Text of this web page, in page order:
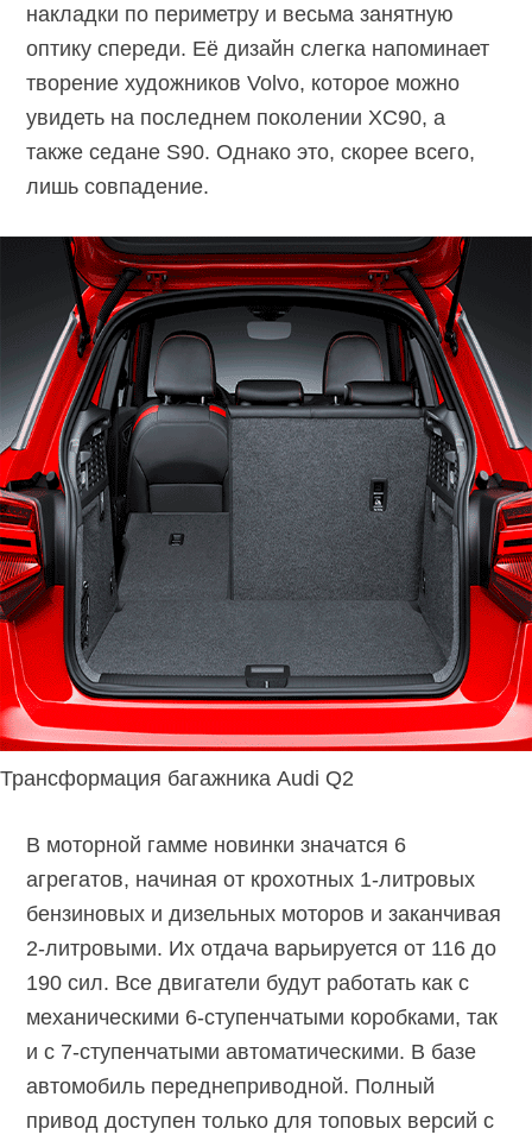
накладки по периметру и весьма занятную
оптику спереди. Её дизайн слегка напоминает
творение художников Volvo, которое можно
увидеть на последнем поколении XC90, а
также седане S90. Однако это, скорее всего,
лишь совпадение.
Трансформация багажника Audi Q2
В моторной гамме новинки значатся 6
агрегатов, начиная от крохотных 1-литровых
бензиновых и дизельных моторов и заканчивая
2-литровыми. Их отдача варьируется от 116 до
190 сил. Все двигатели будут работать как с
механическими 6-ступенчатыми коробками, так
и с 7-ступенчатыми автоматическими. В базе
автомобиль переднеприводной. Полный
привод доступен только для топовых версий с